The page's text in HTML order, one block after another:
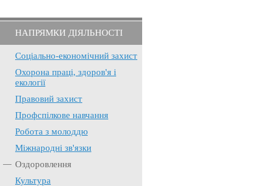
НАПРЯМКИ ДІЯЛЬНОСТІ
Соціально-економічний захист
Охорона праці, здоров'я і
екології
Правовий захист
Профспілкове навчання
Робота з молоддю
Міжнародні зв'язки
Оздоровлення
Культура